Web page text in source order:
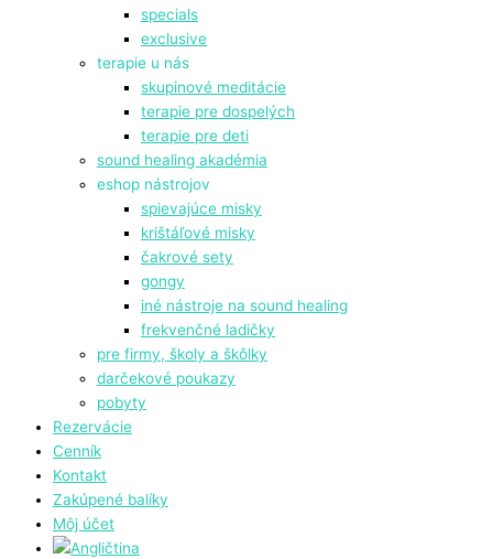
specials
exclusive
terapie u nás
skupinové meditácie
terapie pre dospelých
terapie pre deti
sound healing akadémia
eshop nástrojov
spievajúce misky
krištáľové misky
čakrové sety
gongy
⁠iné nástroje na sound healing
frekvenčné ladičky
pre firmy, školy a škôlky
darčekové poukazy
pobyty
Rezervácie
Cenník
Kontakt
Zakúpené balíky
Môj účet